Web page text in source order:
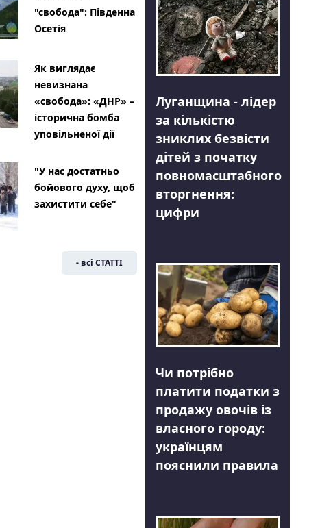
"свобода": Південна
Осетія
Як виглядає
невизнана
«свобода»: «ДНР» –
історична бомба
уповільненої дії
"У нас достатньо
бойового духу, щоб
захистити себе"
- всі СТАТТІ
Луганщина - лідер
за кількістю
зниклих безвісти
дітей з початку
повномасштабного
вторгнення:
цифри
Чи потрібно
платити податки з
продажу овочів із
власного городу:
українцям
пояснили правила